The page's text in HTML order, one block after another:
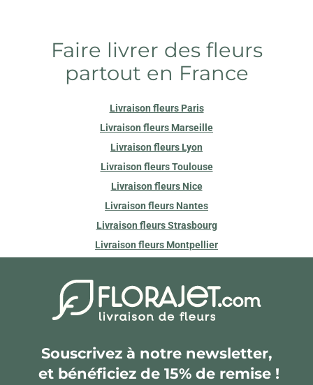
Faire livrer des fleurs
partout en France
Livraison fleurs Paris
Livraison fleurs Marseille
Livraison fleurs Lyon
Livraison fleurs Toulouse
Livraison fleurs Nice
Livraison fleurs Nantes
Livraison fleurs Strasbourg
Livraison fleurs Montpellier
Souscrivez à notre newsletter,
et bénéficiez de 15% de remise !